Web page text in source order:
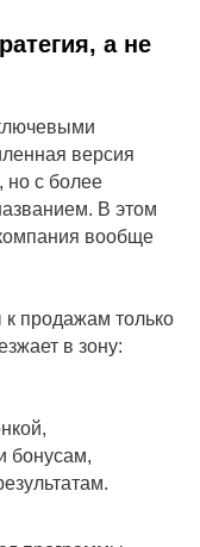
а не
версия
но с более
В этом
вообще
продажам только
в зону:
бонусам,